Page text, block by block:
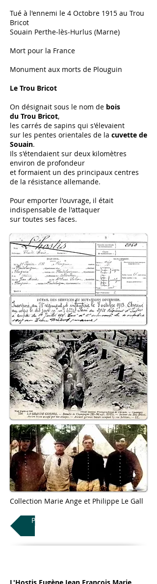
Parcours détaillé
Tué à l'ennemi le 4 Octobre 1915 au Trou
Bricot
Souain Perthe-lès-Hurlus (Marne)
Mort pour la France
Monument aux morts de Plouguin
Le Trou Bricot
On désignait sous le nom de bois
du Trou Bricot,
les carrés de sapins qui s'élevaient
sur les pentes orientales de la cuvette de
Souain.
Ils s'étendaient sur deux kilomètres
environ de profondeur
et formaient un des principaux centres
de la résistance allemande.
Pour emporter l'ouvrage, il était
indispensable de l'attaquer
sur toutes ses faces.
Collection Marie Ange et Philippe Le Gall